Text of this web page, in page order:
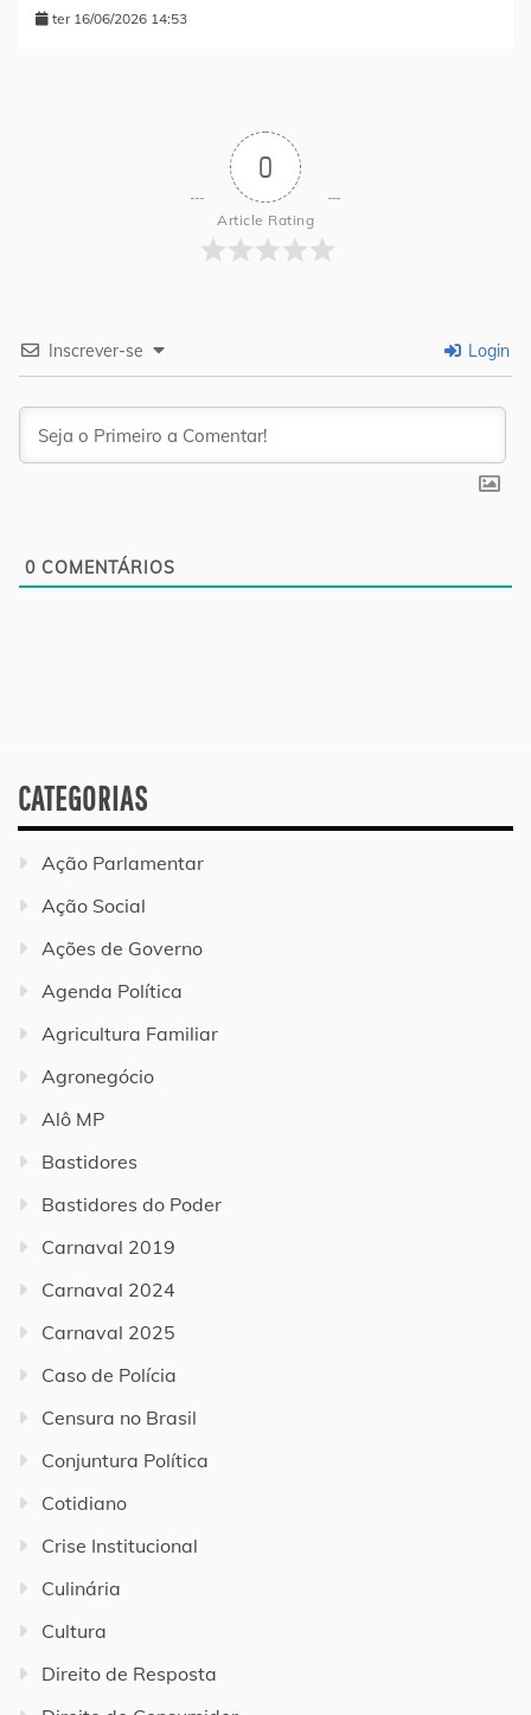
ter 16/06/2026 14:53
0
Article Rating
Inscrever-se Login
0 COMENTÁRIOS
CATEGORIAS
Ação Parlamentar
Ação Social
Ações de Governo
Agenda Política
Agricultura Familiar
Agronegócio
Alô MP
Bastidores
Bastidores do Poder
Carnaval 2019
Carnaval 2024
Carnaval 2025
Caso de Polícia
Censura no Brasil
Conjuntura Política
Cotidiano
Crise Institucional
Culinária
Cultura
Direito de Resposta